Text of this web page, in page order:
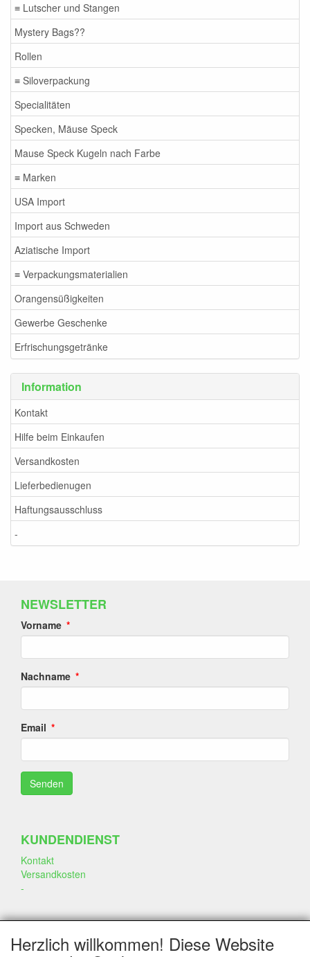
≡ Lutscher und Stangen
Mystery Bags??
Rollen
≡ Siloverpackung
Specialitäten
Specken, Mäuse Speck
Mause Speck Kugeln nach Farbe
≡ Marken
USA Import
Import aus Schweden
Aziatische Import
≡ Verpackungsmaterialien
Orangensüßigkeiten
Gewerbe Geschenke
Erfrischungsgetränke
Information
Kontakt
Hilfe beim Einkaufen
Versandkosten
Lieferbedienugen
Haftungsausschluss
-
NEWSLETTER
Vorname
Nachname
Email
KUNDENDIENST
Kontakt
Versandkosten
-
SOZIALEN MEDIEN
Herzlich willkommen! Diese Website